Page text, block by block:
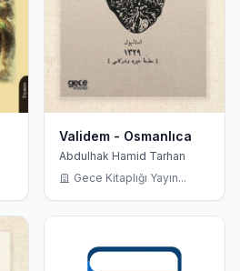
Validem - Osmanlıca
Abdulhak Hamid Tarhan
Gece Kitaplığı Yayın...